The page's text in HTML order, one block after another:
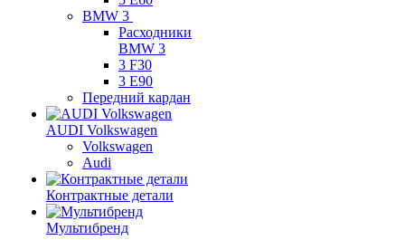
BMW 3
Расходники
BMW 3
3 F30
3 E90
Передний кардан
AUDI Volkswagen
Volkswagen
Audi
Контрактные детали
Мультибренд